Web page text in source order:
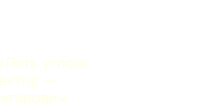
углов».
—